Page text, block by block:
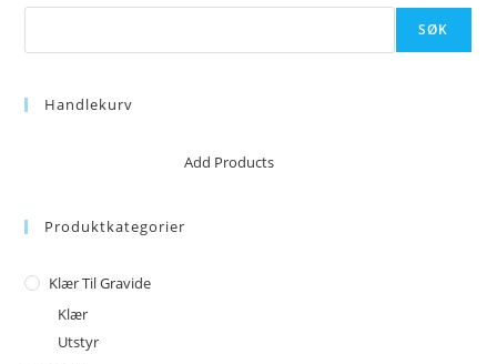
SØK
Handlekurv
No products in the cart.Add Products
Produktkategorier
Klær Til Gravide
Klær
Utstyr